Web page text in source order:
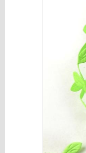
Liquidación